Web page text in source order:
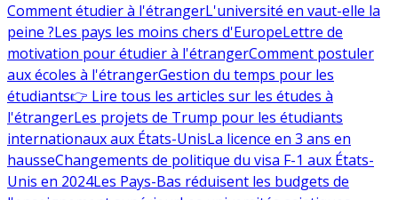
Comment étudier à l'étrangerL'université en vaut-elle la
peine ?Les pays les moins chers d'EuropeLettre de
motivation pour étudier à l'étrangerComment postuler
aux écoles à l'étrangerGestion du temps pour les
étudiants👉 Lire tous les articles sur les études à
l'étrangerLes projets de Trump pour les étudiants
internationaux aux États-UnisLa licence en 3 ans en
hausseChangements de politique du visa F-1 aux États-
Unis en 2024Les Pays-Bas réduisent les budgets de